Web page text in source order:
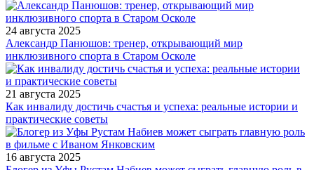
24 августа 2025
Александр Панюшов: тренер, открывающий мир
инклюзивного спорта в Старом Осколе
21 августа 2025
Как инвалиду достичь счастья и успеха: реальные истории и
практические советы
16 августа 2025